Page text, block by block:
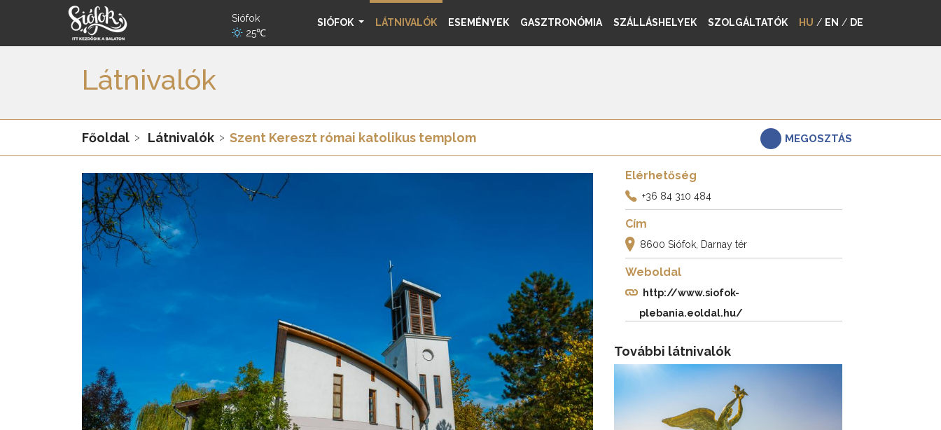
Siófok
25℃
SIÓFOK LÁTNIVALÓK ESEMÉNYEK GASZTRONÓMIA SZÁLLÁSHELYEK SZOLGÁLTATÓK HU / EN / DE
Látnivalók
Főoldal Látnivalók Szent Kereszt római katolikus templom MEGOSZTÁS
Elérhetőség
+36 84 310 484
Cím
8600 Siófok, Darnay tér
Weboldal
http://www.siofok-
plebania.eoldal.hu/
További látnivalók